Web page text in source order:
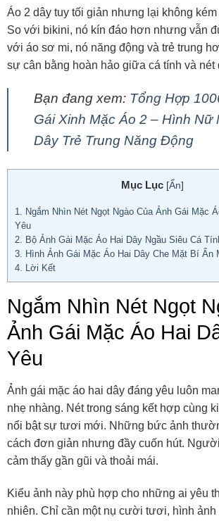
Áo 2 dây tuy tối giản nhưng lại không
So với bikini, nó kín đáo hơn nhưng vẫn
với áo sơ mi, nó năng động và trẻ trung
sự cân bằng hoàn hảo giữa cá tính và nét
Bạn đang xem: Tổng Hợp
Gái Xinh Mặc Áo 2 – Hình Nữ
Dây Trẻ Trung Năng Động
Mục Lục [Ẩn]
1.
Ngắm Nhìn Nét Ngọt Ngào Của Ảnh Gái Mặc
Yêu
2. Bộ Ảnh Gái Mặc Áo Hai Dây Ngầu Siêu Cá
3. Hình Ảnh Gái Mặc Áo Hai Dây Che Mặt Bí Ẩn
4. Lời Kết
Ngắm Nhìn Nét Ngọt
Ảnh Gái Mặc Áo Hai
Yêu
Ảnh gái mặc áo hai dây đáng yêu luôn
nhẹ nhàng. Nét trong sáng kết hợp cùng
nổi bật sự tươi mới. Những bức ảnh
cách đơn giản nhưng đầy cuốn hút.
cảm thấy gần gũi và thoải mái.
Kiểu ảnh này phù hợp cho những ai yêu
nhiên. Chỉ cần một nụ cười tươi, hình ảnh